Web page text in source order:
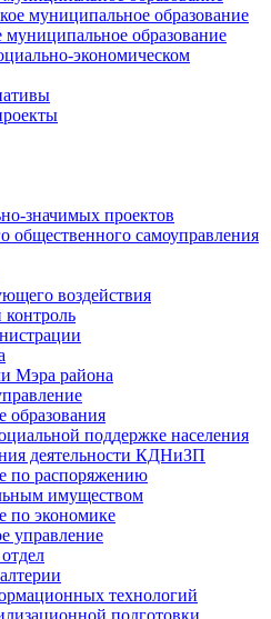
муниципальное образование
образование
экономическом
значимых проектов
общественного самоуправления
воздействия
Мэра района
образования
поддержке населения
деятельности КДНиЗП
по распоряжению
имуществом
по экономике
управление
технологий
подготовки